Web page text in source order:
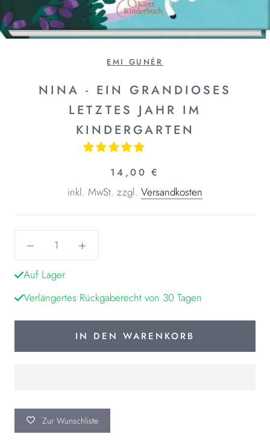
EMI GUNÉR
NINA - EIN GRANDIOSES
LETZTES JAHR IM
KINDERGARTEN
14,00 €
inkl. MwSt. zzgl. Versandkosten
Auf Lager
Verlängertes Rückgaberecht von 30 Tagen
IN DEN WARENKORB
Zur Wunschliste